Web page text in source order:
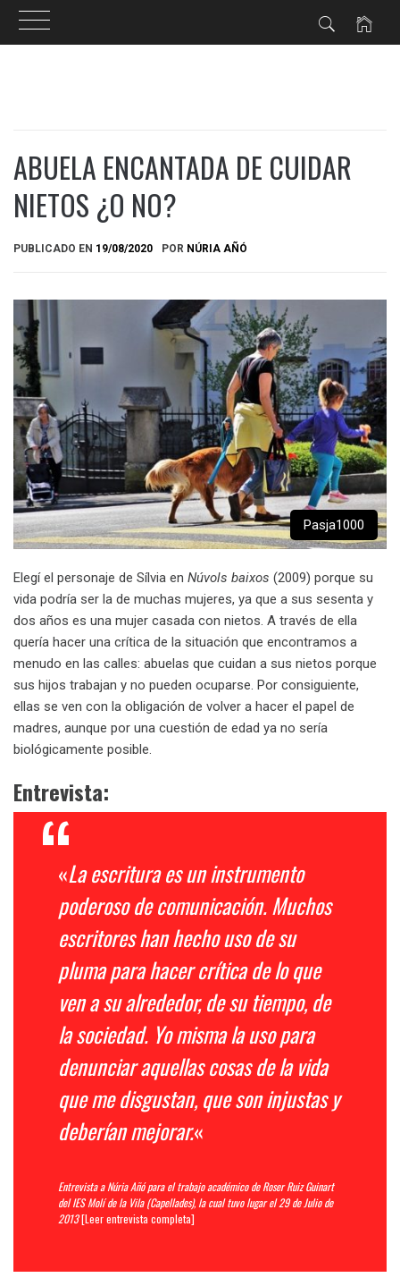
ABUELA ENCANTADA DE CUIDAR
NIETOS ¿O NO?
PUBLICADO EN 19/08/2020 POR NÚRIA AÑÓ
Pasja1000
Elegí el personaje de Sílvia en Núvols baixos (2009) porque su
vida podría ser la de muchas mujeres, ya que a sus sesenta y
dos años es una mujer casada con nietos. A través de ella
quería hacer una crítica de la situación que encontramos a
menudo en las calles: abuelas que cuidan a sus nietos porque
sus hijos trabajan y no pueden ocuparse. Por consiguiente,
ellas se ven con la obligación de volver a hacer el papel de
madres, aunque por una cuestión de edad ya no sería
biológicamente posible.
Entrevista:
«La escritura es un instrumento
poderoso de comunicación. Muchos
escritores han hecho uso de su
pluma para hacer crítica de lo que
ven a su alrededor, de su tiempo, de
la sociedad. Yo misma la uso para
denunciar aquellas cosas de la vida
que me disgustan, que son injustas y
deberían mejorar.«
Entrevista aNúria Añópara el trabajo académico de Roser Ruiz Guinart
del IES Molí de la Vila (Capellades), la cual tuvo lugar el 29 de Julio de
2013[Leer entrevista completa]